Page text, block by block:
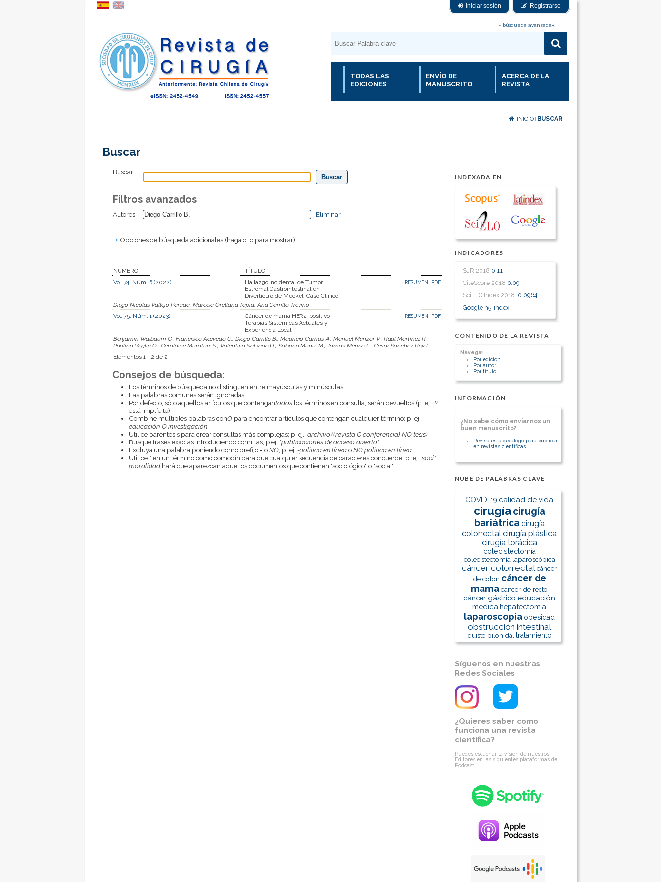
Iniciar sesión Registrarse
» búsqueda avanzada«
TODAS LAS
EDICIONES
ENVÍO DE
MANUSCRITO
ACERCA DE LA
REVISTA
INICIO BUSCAR
INDEXADA EN
INDICADORES
SJR 2018 0.11
CiteScore 2018 0.09
SciELO Index 2018: 0.0964
Google h5-index
CONTENIDO DE LA REVISTA
Navegar
Por edición
Por autor
Por título
INFORMACIÓN
¿No sabe cómo enviarnos un
buen manuscrito?
Revise éste decálogo para publicar
en revistas científicas
NUBE DE PALABRAS CLAVE
COVID-19 calidad de vida
cirugía cirugía
bariátrica cirugía
colorrectalcirugía plástica
cirugía torácica
colecistectomía
colecistectomía laparoscópica
cáncer colorrectalcáncer
de colon cáncer de
mamacáncer de recto
cáncer gástrico educación
médicahepatectomía
laparoscopía obesidad
obstrucción intestinal
quiste pilonidal tratamiento
Síguenos en nuestras
Redes Sociales
¿Quieres saber como
funciona una revista
científica?
Puedes escuchar la visión de nuestros
Editores en las siguientes plataformas de
Podcast
Buscar
Buscar
Filtros avanzados
Autores Eliminar
Opciones de búsqueda adicionales (haga clic para mostrar)
NÚMERO
TÍTULO
Vol. 74, Núm. 6 (2022)
Hallazgo Incidental de Tumor
Estromal Gastrointestinal en
Divertículo de Meckel. Caso Clínico
RESUMEN PDF
Diego Nicolás Vallejo Parada, Marcela Orellana Tapia, Ana Carrillo Treviño
Vol. 75, Núm. 1 (2023)
Cáncer de mama HER2-positivo:
Terapias Sistémicas Actuales y
Experiencia Local
RESUMEN PDF
Benjamin Walbaum G., Francisco Acevedo C., Diego Carrillo B., Mauricio Camus A., Manuel Manzor V., Raul Martínez R.,
Paulina Veglia Q., Geraldine Murature S., Valentina Salvado U., Sabrina Muñiz M., Tomás Merino L., Cesar Sanchez Rojel
Elementos 1 - 2 de 2
Consejos de búsqueda:
Los términos de búsqueda no distinguen entre mayúsculas y minúsculas
Las palabras comunes serán ignoradas
Por defecto, sólo aquellos artículos que contengantodoslos términos en consulta, serán devueltos (p. ej.: Y
está implícito)
Combine múltiples palabras conOpara encontrar artículos que contengan cualquier término; p. ej.,
educación O investigación
Utilice paréntesis para crear consultas más complejas; p. ej., archivo ((revista O conferencia) NO tesis)
Busque frases exactas introduciendo comillas; p.ej, "publicaciones de acceso abierto"
Excluya una palabra poniendo como prefijo - oNO; p. ej. -política en líneaoNO política en línea
Utilice * en un término como comodín para que cualquier secuencia de caracteres concuerde; p. ej., soci*
moralidadhará que aparezcan aquellos documentos que contienen "sociológico" o "social"